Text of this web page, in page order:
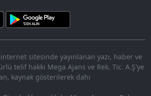
sitesinde yayınlanan yazı, haber ve
telif hakkı Mega Ajans ve Rek. Tic. A.Ş'ye
kaynak gösterilerek dahi